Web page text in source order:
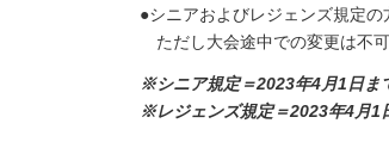
●シニアおよびレジェンズ規定の
ただし大会途中での変更は不可
※シニア規定＝2023年4月1日ま
※レジェンズ規定＝2023年4月1